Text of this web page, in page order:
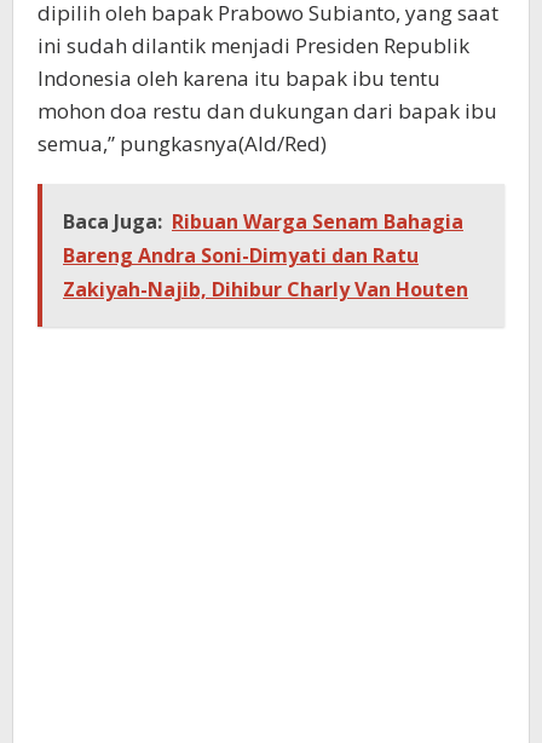
dipilih oleh bapak Prabowo Subianto, yang saat
ini sudah dilantik menjadi Presiden Republik
Indonesia oleh karena itu bapak ibu tentu
mohon doa restu dan dukungan dari bapak ibu
semua,” pungkasnya(Ald/Red)
Baca Juga: Ribuan Warga Senam Bahagia
Bareng Andra Soni-Dimyati dan Ratu
Zakiyah-Najib, Dihibur Charly Van Houten